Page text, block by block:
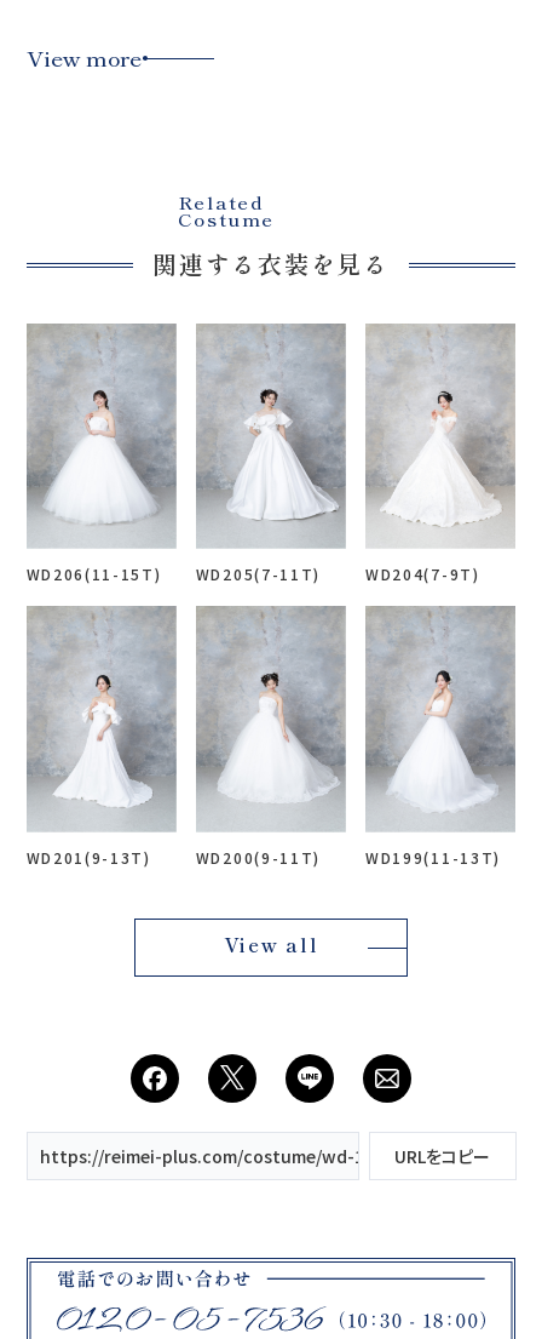
View more
Related
Costume
関連する衣装を見る
WD206(11-15T) WD205(7-11T) WD204(7-9T)
WD201(9-13T) WD200(9-11T) WD199(11-13T)
View all
https://reimei-plus.com/costume/wd-169/ URLをコピー